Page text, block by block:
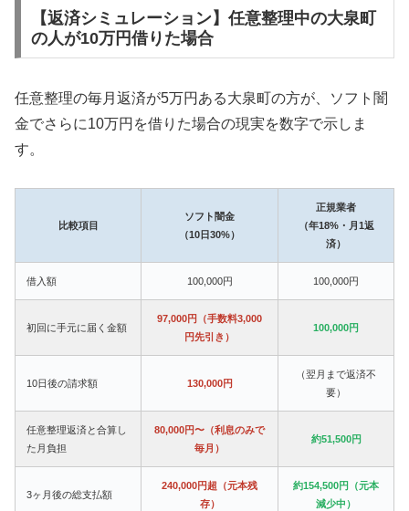
【返済シミュレーション】任意整理中の大泉町
の人が10万円借りた場合
任意整理の毎月返済が5万円ある大泉町の方が、ソフト闇
金でさらに10万円を借りた場合の現実を数字で示しま
す。
比較項目
ソフト闇金
（10日30%）
正規業者
（年18%・月1返
済）
借入額 100,000円 100,000円
初回に手元に届く金額
97,000円（手数料3,000
円先引き）
100,000円
10日後の請求額 130,000円
（翌月まで返済不
要）
任意整理返済と合算し
た月負担
80,000円〜（利息のみで
毎月）
約51,500円
3ヶ月後の総支払額
240,000円超（元本残
存）
約154,500円（元本
減少中）